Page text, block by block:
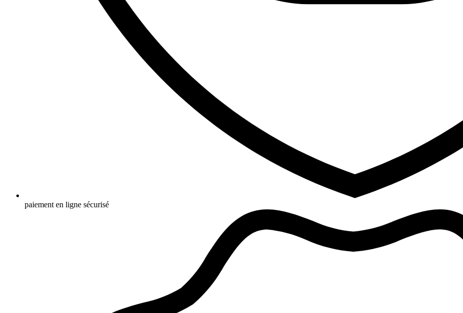
paiement en ligne sécurisé